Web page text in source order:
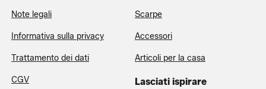
Note legali
Informativa sulla privacy
Trattamento dei dati
CGV
Scarpe
Accessori
Articoli per la casa
Lasciati ispirare